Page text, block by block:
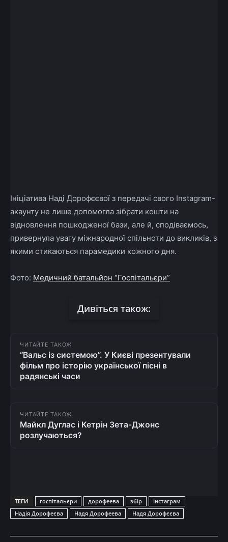
Ініціатива Наді Дорофєєвої з передачі свого Instagram-
акаунту не лише допомогла зібрати кошти на
відновлення пошкодженої бази, але й, сподіваємось,
привернула увагу міжнародної спільноти до викликів, з
якими стикаються парамедики кожного дня.
Фото: Медичний батальйон “Госпітальєри”
Дивіться також:
ЧИТАЙТЕ ТАКОЖ
“Вальс із системою”. У Києві презентували
фільм про історію української пісні в
радянські часи
ЧИТАЙТЕ ТАКОЖ
Майкл Дуглас і Кетрін Зета-Джонс
розлучаються?
ТЕГИ госпітальєри дорофеева збір
інстаграм
Надія Дорофеєва
Надя Дорофеева Надя Дорофєєва